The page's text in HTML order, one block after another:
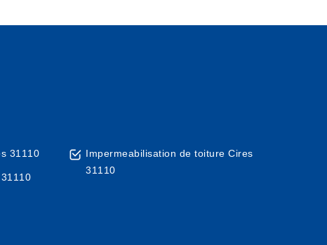
31110
Impermeabilisation de toiture Cires
31110